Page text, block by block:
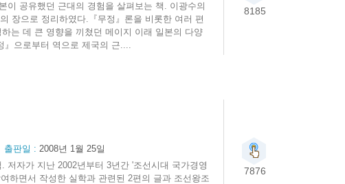
이 공유했던 근대의 경험을 살펴보는 책. 이광수의
장으로 정리하였다.『무정』론을 비롯한 여러 편
는 데 큰 영향을 끼쳤던 메이지 이래 일본의 다양
』으로부터 역으로 제국의 근....
8185
출판일 : 2008년 1월 25일
저자가 지난 2002년부터 3년간 '조선시대 국가경영
하면서 작성한 실학과 관련된 2편의 글과 조선왕조
7876